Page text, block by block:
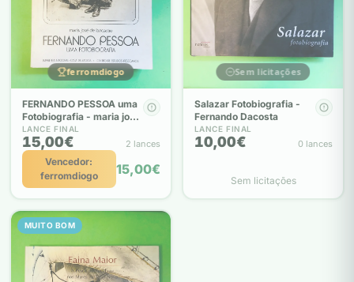
ferromdiogo
FERNANDO PESSOA uma
Fotobiografia - maria josé
de lancastre
LANCE FINAL
15,00€ 2 lances
Vencedor:
ferromdiogo
15,00€
Sem licitações
Salazar Fotobiografia -
Fernando Dacosta
LANCE FINAL
10,00€ 0 lances
Sem licitações
MUITO BOM